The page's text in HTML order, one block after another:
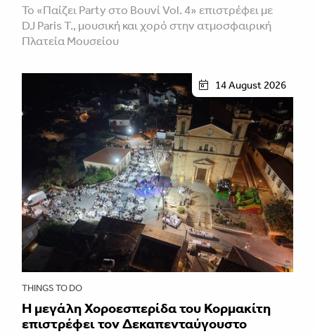
Το «Παίζει Party στο Βουνί Vol. 4» επιστρέφει με
DJ Paris T., μουσική και χορό στην ατμοσφαιρική
Πλατεία Μουσείου
14 August 2026
THINGS TO DO
Η μεγάλη Χοροεσπερίδα του Κορμακίτη
επιστρέφει τον Δεκαπενταύγουστο